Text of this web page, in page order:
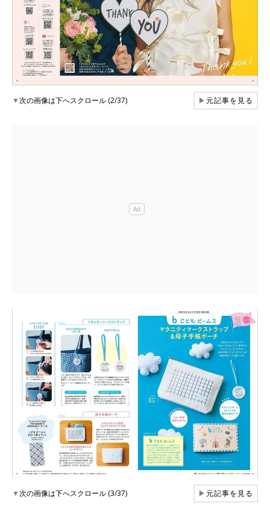
▼次の画像は下へスクロール (2/37) ▶元記事を見る
▼次の画像は下へスクロール (3/37) ▶元記事を見る